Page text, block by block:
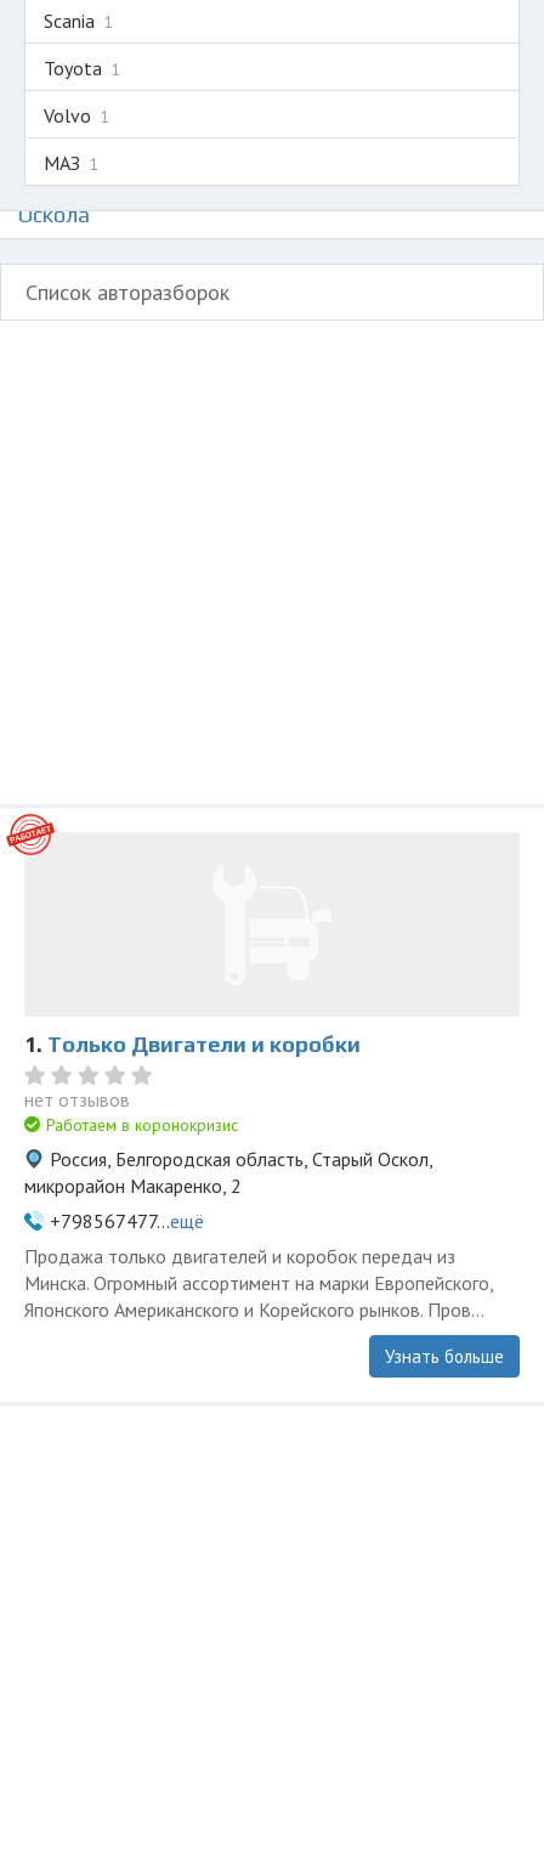
Scania 1
Toyota 1
Volvo 1
МАЗ 1
Авторазборки грузовиков на карте Старого
Оскола
Список авторазборок
1. Только Двигатели и коробки
нет отзывов
Работаем в коронокризис
Россия, Белгородская область, Старый Оскол,
микрорайон Макаренко, 2
+798567477...ещё
Продажа только двигателей и коробок передач из
Минска. Огромный ассортимент на марки Европейского,
Японского Американского и Корейского рынков. Пров...
Узнать больше